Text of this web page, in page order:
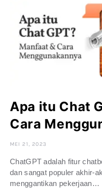
Apa itu Chat
Cara
MEI 21, 2023
ChatGPT adalah fitur
dan sangat populer akhir-
menggantikan pekerjaan…